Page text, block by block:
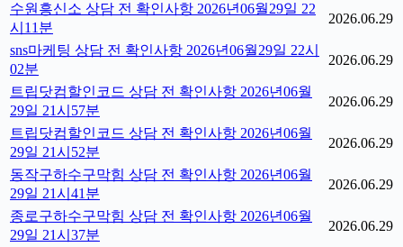
수원흥신소 상담 전 확인사항 2026년06월29일 22
시11분
2026.06.29
sns마케팅 상담 전 확인사항 2026년06월29일 22시
02분
2026.06.29
트립닷컴할인코드 상담 전 확인사항 2026년06월
29일 21시57분
2026.06.29
트립닷컴할인코드 상담 전 확인사항 2026년06월
29일 21시52분
2026.06.29
동작구하수구막힘 상담 전 확인사항 2026년06월
29일 21시41분
2026.06.29
종로구하수구막힘 상담 전 확인사항 2026년06월
29일 21시37분
2026.06.29